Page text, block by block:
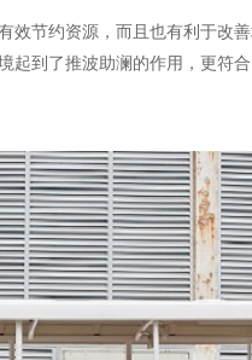
节约资源，而且也有利于改
到了推波助澜的作用，更符